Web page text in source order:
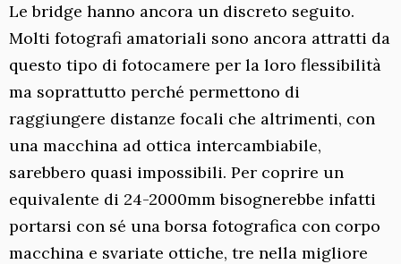
Le bridge hanno ancora un discreto seguito.
Molti fotografi amatoriali sono ancora attratti da
questo tipo di fotocamere per la loro flessibilità
ma soprattutto perché permettono di
raggiungere distanze focali che altrimenti, con
una macchina ad ottica intercambiabile,
sarebbero quasi impossibili. Per coprire un
equivalente di 24-2000mm bisognerebbe infatti
portarsi con sé una borsa fotografica con corpo
macchina e svariate ottiche, tre nella migliore